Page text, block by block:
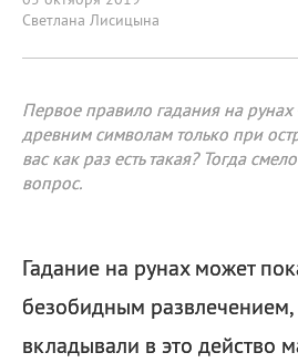
Светлана Лисицына
Первое правило гадания на рунах
древним символам только при
вас как раз есть такая? Тогда
вопрос.
Гадание на рунах может
безобидным
вкладывали в это действо